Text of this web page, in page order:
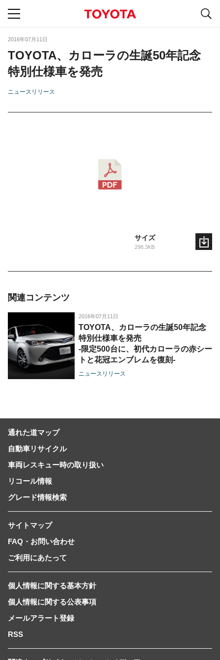
2016年07月11日
TOYOTA、カローラの生誕50年記念
特別仕様車を発売
ニュースリリース
サイズ
298.3KB
関連コンテンツ
2016年07月11日
TOYOTA、カローラの生誕50年記念
特別仕様車を発売
-限定500台に、初代カローラの赤シー
トと花冠エンブレムを復刻-
ニュースリリース
通れた道マップ
自動車リサイクル
車両レスキュー時の取り扱い
リコール情報
グレード情報検索
サイトマップ
FAQ・お問い合わせ
ご利用にあたって
個人情報に関する基本方針
個人情報に関する公表事項
メールアラート登録
RSS